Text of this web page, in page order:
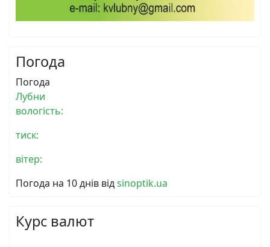
Погода
Погода
Лубни
вологість:
тиск:
вітер:
Погода на 10 днів відsinoptik.ua
Курс валют